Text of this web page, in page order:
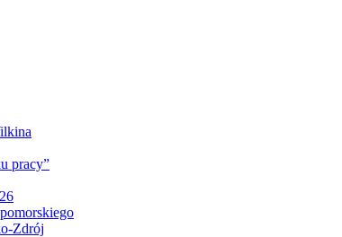
pracy”
Zdrój